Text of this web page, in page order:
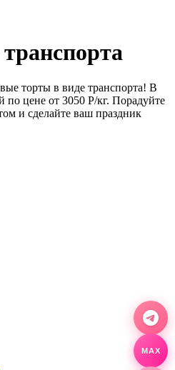
торты в виде транспорта! В
по цене от 3050 Р/кг. Порадуйте
и сделайте ваш праздник
MAX